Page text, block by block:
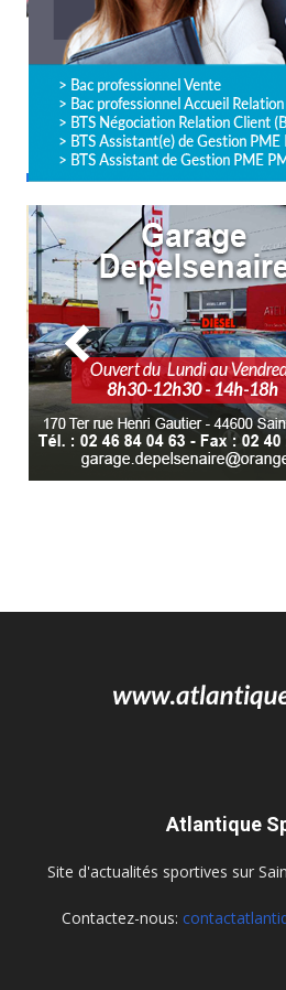
Atlantique
Site d'actualités sportives sur
Contactez-nous: